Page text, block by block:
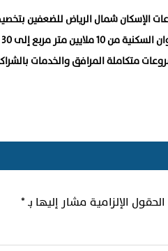
الحقول الإلزامية مشار إليها بـ*